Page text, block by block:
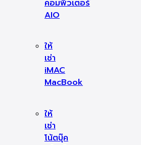
คอมพิวเตอร์
AIO
ให้
เช่า
iMAC
MacBook
ให้
เช่า
โน้ตบุ๊ค